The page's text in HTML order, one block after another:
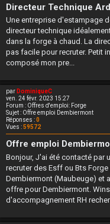
Directeur Technique
Une entreprise d'estampage
directeur technique
dans la forge à chaud. La
pas facile pour recruter. Petit
composé mon pre...
par DominiqueC
ven. 24 févr. 2023 15:27
Forum : Offres d'emploi: Forge
Sujet : Offre emploi Dembiermont
Réponses :0
Vues :59572
Offre emploi
Bonjour, J'ai été contacté par
recruter des Esff ou Bts
Dembiermont (Maubeuge) et
offre pour Dembiermont.
d'accompagnement RH